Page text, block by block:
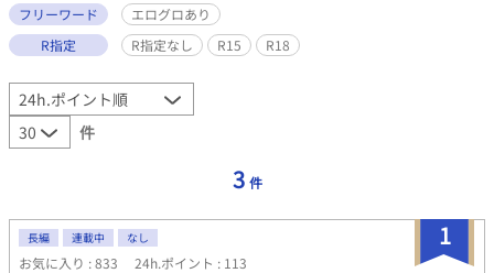
フリーワード
エログロあり
R指定
R指定なし R15 R18
件
3 件
1
長編 連載中 なし
お気に入り : 833 24h.ポイント : 113